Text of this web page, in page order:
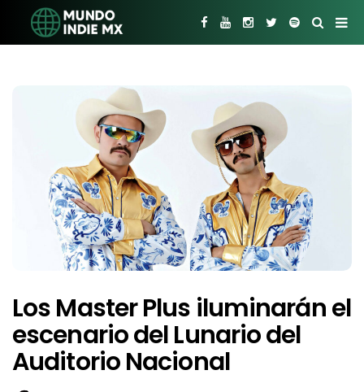
Los Master Plus iluminarán el
escenario del Lunario del
Auditorio Nacional